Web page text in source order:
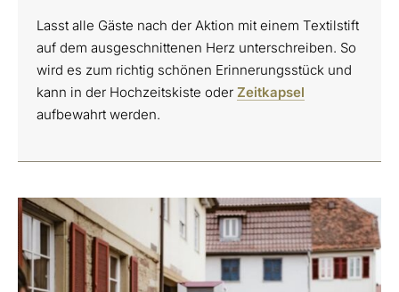
Lasst alle Gäste nach der Aktion mit einem Textilstift
auf dem ausgeschnittenen Herz unterschreiben. So
wird es zum richtig schönen Erinnerungsstück und
kann in der Hochzeitskiste oder Zeitkapsel
aufbewahrt werden.